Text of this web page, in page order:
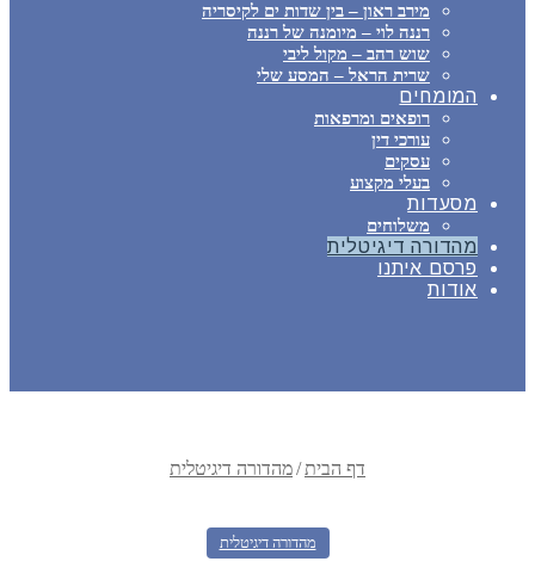
מירב ראון – בין שדות ים לקיסריה
רננה לוי – מיומנה של רננה
שוש רהב – מקול ליבי
שרית הראל – המסע שלי
המומחים
רופאים ומרפאות
עורכי דין
עסקים
בעלי מקצוע
מסעדות
משלוחים
מהדורה דיגיטלית
פרסם איתנו
אודות
דף הבית / מהדורה דיגיטלית
מהדורה דיגיטלית